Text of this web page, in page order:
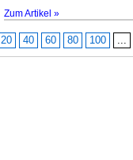
Zum Artikel »
20 40 60 80 100 ...